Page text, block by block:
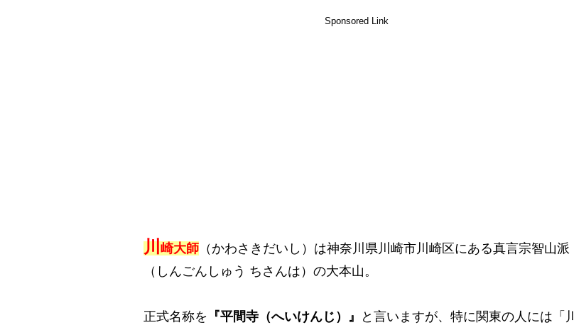
Sponsored Link
川崎大師 （かわさきだいし）は神奈川県川崎市川崎区にある真言宗智山派
（しんごんしゅう ちさんは）の大本山。
正式名称を 『平間寺（へいけんじ）』
と言いますが、特に関東の人には「川